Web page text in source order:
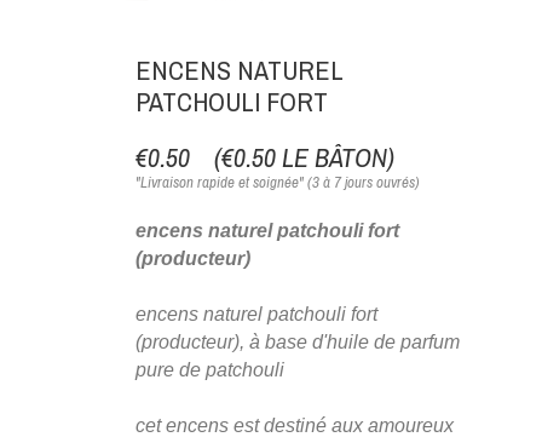
ENCENS NATUREL
PATCHOULI FORT
€0.50(€0.50 LE BÂTON)
"Livraison rapide et soignée" (3 à 7 jours ouvrés)
encens naturel patchouli fort
(producteur)
encens naturel patchouli fort
(producteur), à base d'huile de parfum
pure de patchouli
cet encens est destiné aux amoureux